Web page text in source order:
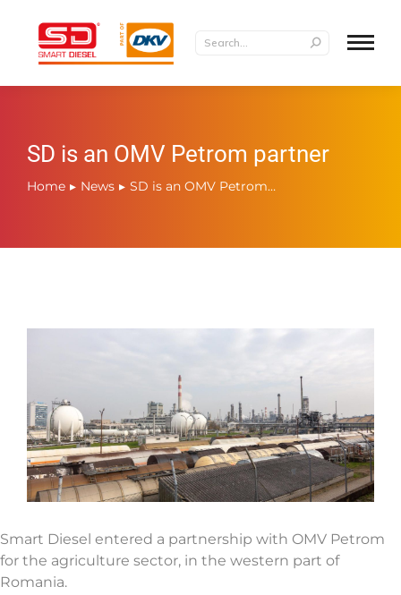
SD is an OMV Petrom partner
You are here:
Home News SD is an OMV Petrom…
Smart Diesel entered a partnership with OMV Petrom
for the agriculture sector, in the western part of
Romania.